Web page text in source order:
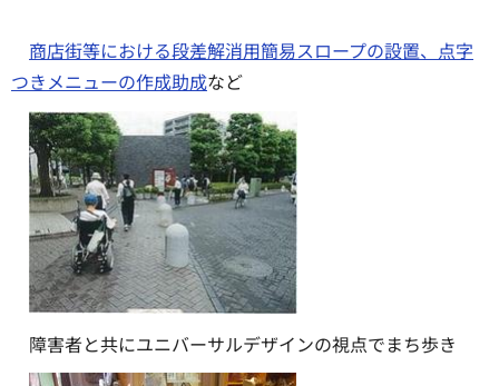
商店街等における段差解消用簡易スロープの設置、点字
つきメニューの作成助成など
障害者と共にユニバーサルデザインの視点でまち歩き